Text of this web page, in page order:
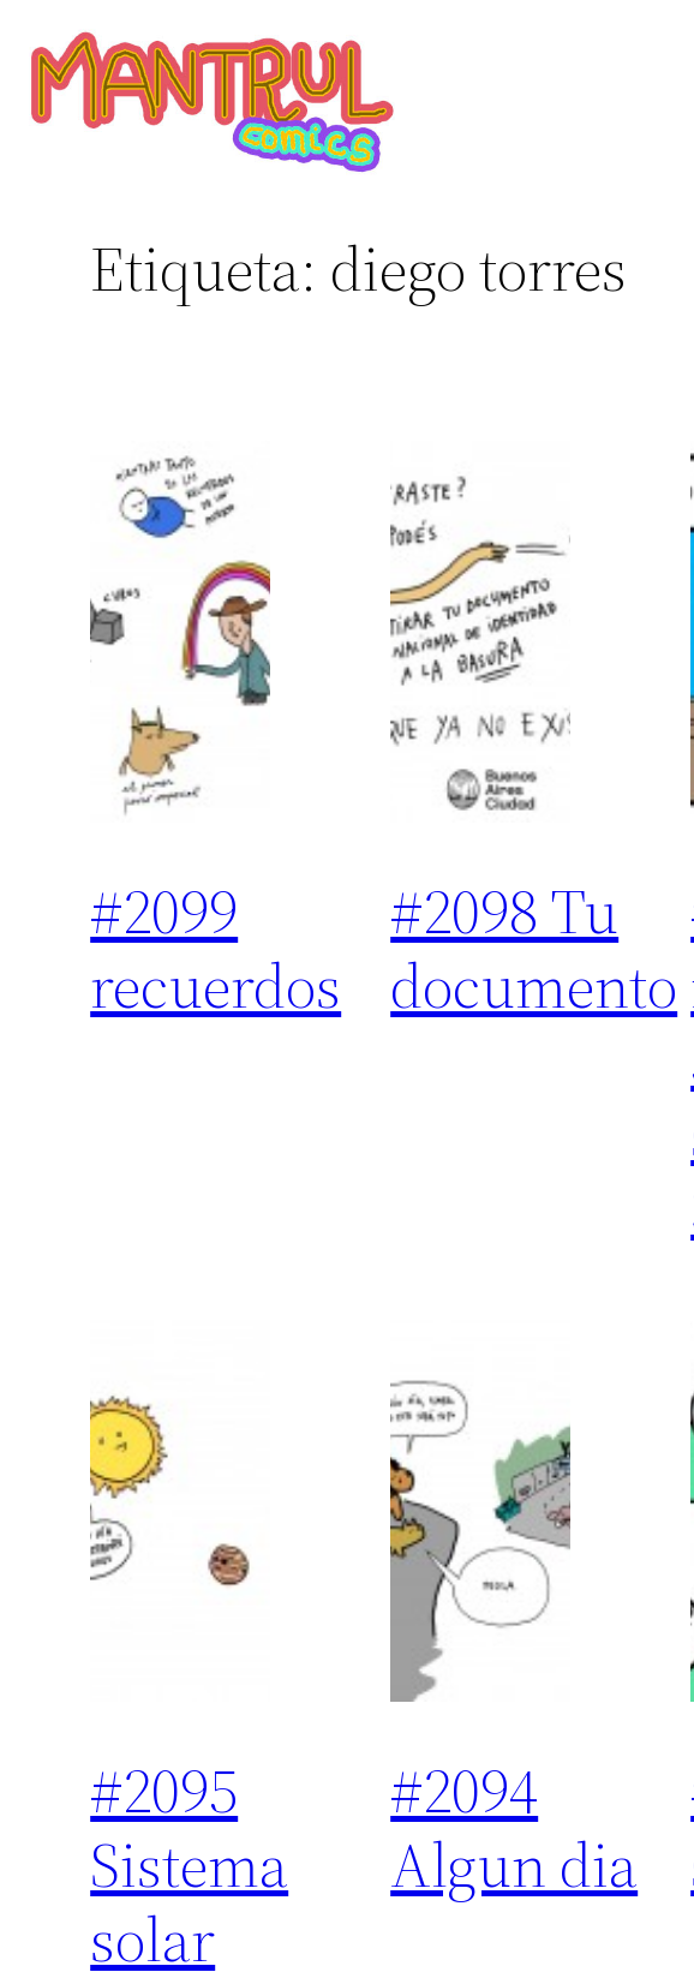
Etiqueta: diego torres
#2099
recuerdos
#2098 Tu
documento
#2095
Sistema
solar
#2094
Algun dia